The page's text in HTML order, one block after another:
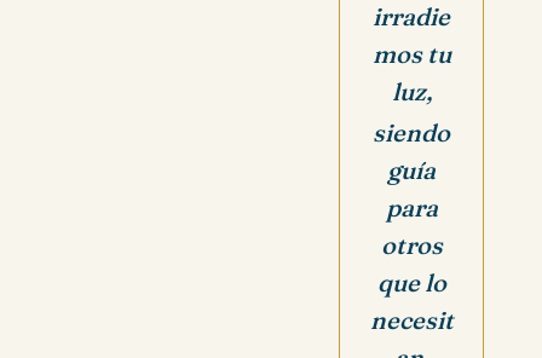
irradie
mos tu
luz,
siendo
guía
para
otros
que lo
necesit